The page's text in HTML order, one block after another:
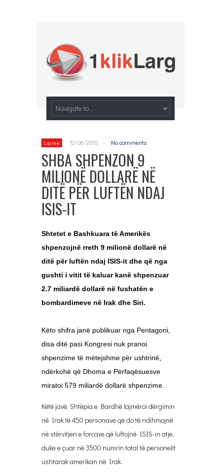
Lajme 12/06/2015 - No comments
SHBA SHPENZON 9
MILIONË DOLLARË NË
DITË PËR LUFTËN NDAJ
ISIS-IT
Shtetet e Bashkuara të Amerikës
shpenzojnë rreth 9 milionë dollarë në
ditë për luftën ndaj ISIS-it dhe që nga
gushti i vitit të kaluar kanë shpenzuar
2.7 miliardë dollarë në fushatën e
bombardimeve në Irak dhe Siri.
Këto shifra janë publikuar nga Pentagoni,
disa ditë pasi Kongresi nuk pranoi
shpenzime të mëtejshme për ushtrinë,
ndërkohë që Dhoma e Përfaqësuesve
miratoi 579 miliardë dollarë shpenzime.
Këtë javë, Shtëpia e Bardhë lajmëroi dërgimin
në Irak të 450 personave që do të ndihmojnë
në stërvitjen e forcave që luftojnë ISIS-in atje,
duke e çuar në 3500 numrin total të personelit
ushtarak amerikan në Irak.